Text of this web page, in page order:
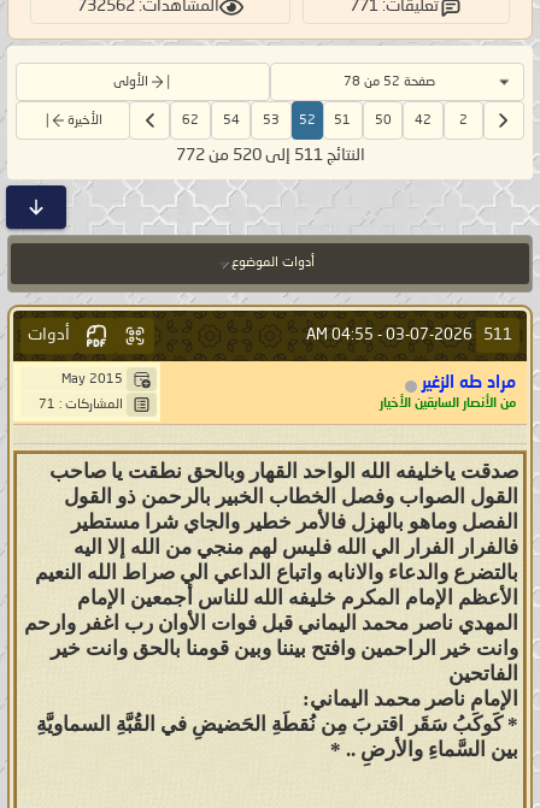
تعليقات: 771 المشاهدات: 732562
صفحة 52 من 78 الأولى
2
42
50
51
52
53
54
62 الأخيرة
النتائج 511 إلى 520 من 772
أدوات الموضوع
511
03-07-2026 -
04:55 AM أدوات
مراد طه الزغير
من الأنصار السابقين الأخيار
May 2015
المشاركات : 71
صدقت ياخليفه الله الواحد القهار وبالحق نطقت يا صاحب
القول الصواب وفصل الخطاب الخبير بالرحمن ذو القول
الفصل وماهو بالهزل فالأمر خطير والجاي شرا مستطير
فالفرار الفرار الي الله فليس لهم منجي من الله إلا اليه
بالتضرع والدعاء والانابه واتباع الداعي الي صراط الله النعيم
الأعظم الإمام المكرم خليفه الله للناس أجمعين الإمام
المهدي ناصر محمد اليماني قبل فوات الأوان رب اغفر وارحم
وانت خير الراحمين وافتح بيننا وبين قومنا بالحق وانت خير
الفاتحين
الإمام ناصر محمد اليماني:
* كَوكَبُ سَقَر اقتربَ مِن نُقطَةِ الحَضيضِ في القُبَّةِ السماويَّةِ
بين السَّماءِ والأرضِ .. *